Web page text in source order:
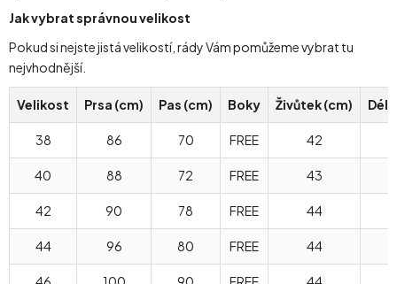
Jak vybrat správnou velikost
Pokud si nejste jistá velikostí, rády Vám pomůžeme vybrat tu
nejvhodnější.
Velikost Prsa (cm) Pas (cm) Boky Živůtek (cm)
38 86 70 FREE 42
40 88 72 FREE 43
42 90 78 FREE 44
44 96 80 FREE 44